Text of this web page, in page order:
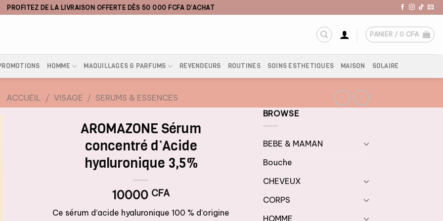
PROFITEZ DE LA LIVRAISON OFFERTE DÈS 50 000 FCFA D’ACHAT
PANIER / 0 CFA
HOMME MAQUILLAGES & PARFUMS REVENDEURS ROUTINES SOINS ESTHETIQUES MAISON SOLAIRE
ACCUEIL / VISAGE / SERUMS & ESSENCES
BROWSE
BEBE & MAMAN
Bouche
CHEVEUX
CORPS
HOMME
AROMAZONE Sérum
concentré d’Acide
hyaluronique 3,5%
10000 CFA
Ce sérum d’acide hyaluronique 100 % d’origine